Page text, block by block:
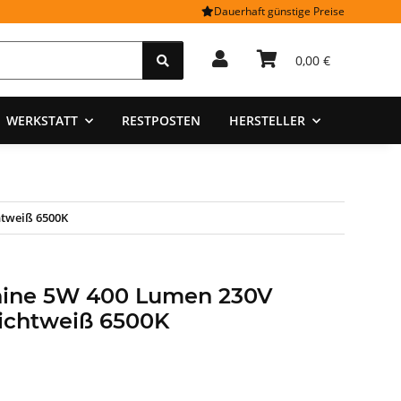
Dauerhaft günstige Preise
0,00 €
WERKSTATT RESTPOSTEN HERSTELLER
6500K
5W 400 Lumen 230V
6500K